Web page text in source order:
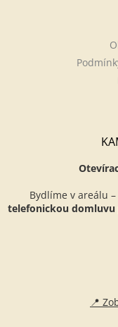
Bydlíme v areálu
telefonickou domluvu
📍